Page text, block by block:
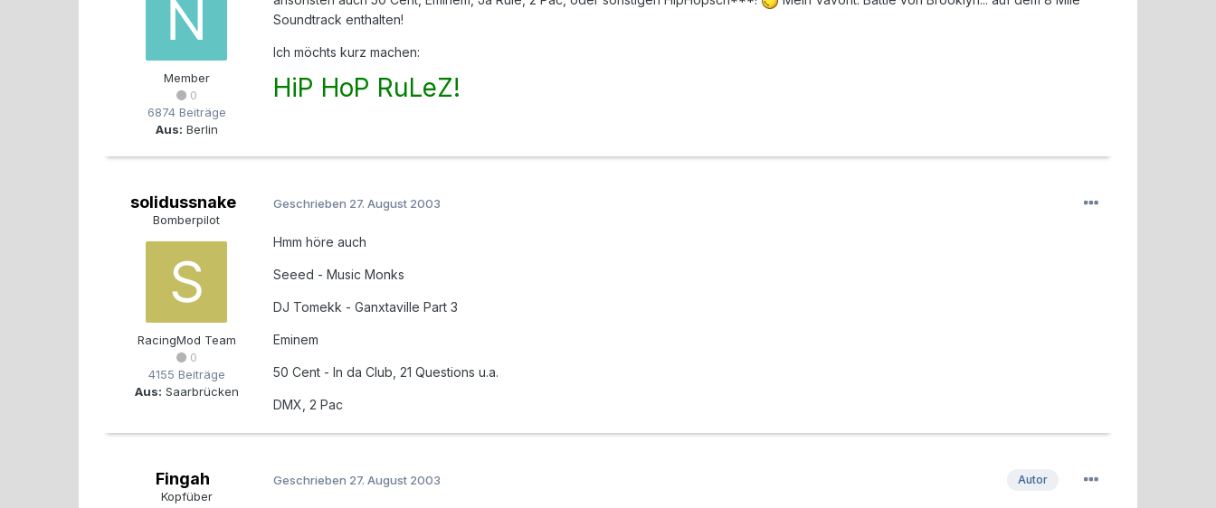
Member
0
6874 Beiträge
Aus: Berlin
Soundtrack enthalten!
Ich möchts kurz machen:
HiP HoP RuLeZ!
solidussnake
Bomberpilot
RacingMod Team
0
4155 Beiträge
Aus: Saarbrücken
Geschrieben 27. August 2003
Hmm höre auch
Seeed - Music Monks
DJ Tomekk - Ganxtaville Part 3
Eminem
50 Cent - In da Club, 21 Questions u.a.
DMX, 2 Pac
Fingah
Kopfüber
Autor
Geschrieben 27. August 2003